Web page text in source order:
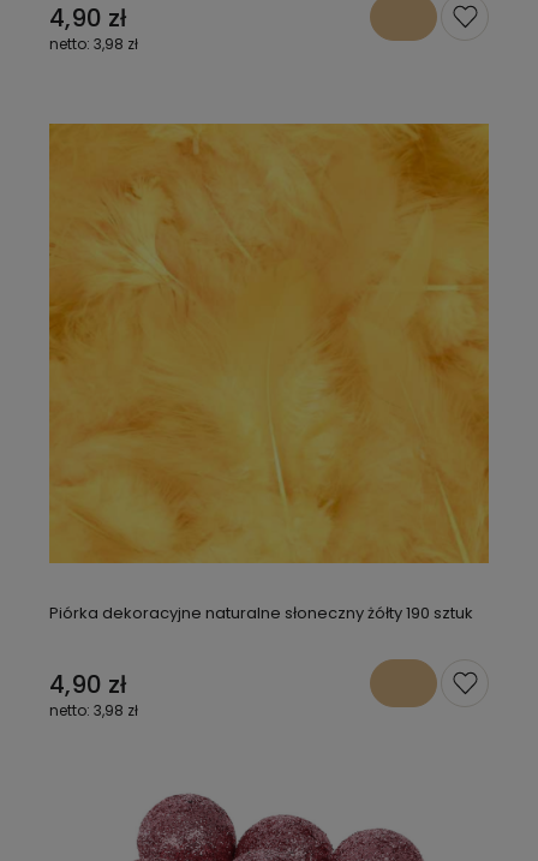
4,90 zł
3,98 zł
Piórka dekoracyjne naturalne słoneczny żółty 190 sztuk
4,90 zł
3,98 zł